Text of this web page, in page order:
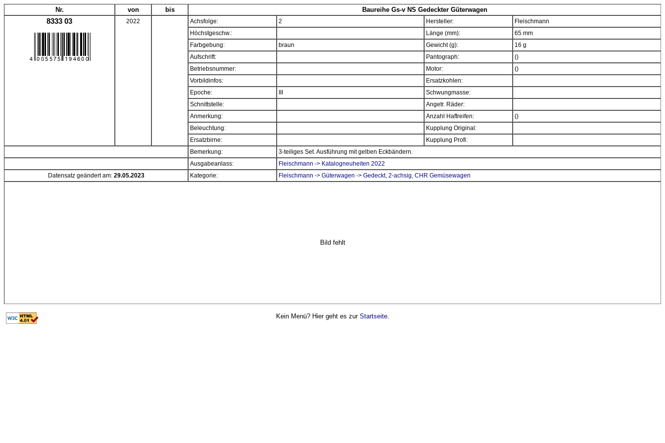
Nr. von bis Baureihe Gs-v NS Gedeckter Güterwagen
8333 03 2022 Achsfolge: 2 Hersteller:
Fleischmann
Höchstgeschw.:
Länge (mm):
65 mm
Farbgebung:
braun Gewicht (g):
16 g
Aufschrift:
Pantograph:
()
Betriebsnummer:
Motor:
()
Vorbildinfos:
Ersatzkohlen:
Epoche:
Schwungmasse:
Schnittstelle:
Angetr. Räder:
Anmerkung:
Anzahl Haftreifen:
()
Beleuchtung:
Kupplung Original:
Ersatzbirne:
Kupplung Profi:
Bemerkung:
3-teiliges Set. Ausführung mit gelben Eckbändern.
Ausgabeanlass:
Fleischmann -> Katalogneuheiten 2022
Datensatz geändert am: 29.05.2023 Kategorie: Fleischmann -> Güterwagen -> Gedeckt, 2-achsig, CHR Gemüsewagen
Bild fehlt
Kein Menü? Hier geht es zur Startseite.